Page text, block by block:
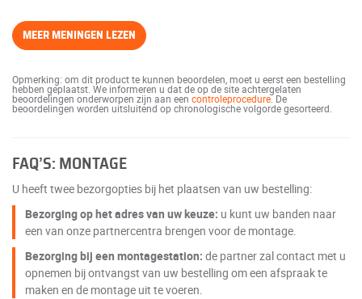
MEER MENINGEN LEZEN
Opmerking: om dit product te kunnen beoordelen, moet u eerst een bestelling
hebben geplaatst. We informeren u dat de op de site achtergelaten
beoordelingen onderworpen zijn aan een controleprocedure. De
beoordelingen worden uitsluitend op chronologische volgorde gesorteerd.
FAQ’S: MONTAGE
U heeft twee bezorgopties bij het plaatsen van uw bestelling:
Bezorging op het adres van uw keuze: u kunt uw banden naar
een van onze partnercentra brengen voor de montage.
Bezorging bij een montagestation: de partner zal contact met u
opnemen bij ontvangst van uw bestelling om een afspraak te
maken en de montage uit te voeren.